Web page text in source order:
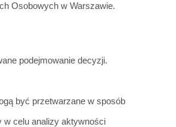
Osobowych w Warszawie.
podejmowanie decyzji.
być przetwarzane w sposób
w celu analizy aktywności